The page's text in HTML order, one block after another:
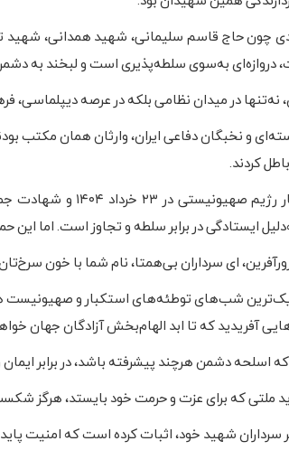
چون حاج قاسم سلیمانی، شهید همدانی، شهید
دروازه‌ای به‌سوی سلطه‌پذیری است و لبخند به
نه‌تنها در میدان نظامی بلکه در عرصه دیپلماسی،
و نخبگان دفاعی ایران، وارثان همان مکتب
کردند.
حمله جنایت‌بار
ایستادگی در برابر سلطه و تجاوز است. اما
ای سرداران بی‌همتا، نام شما با خون
شب‌های توطئه‌های استکبار و صهیونیست
آفریدید که تا ابد الهام‌بخش آزادگان جهان
اسلحه‌ دشمن هرچند پیشرفته باشد، در برابر ایمان
ملتی که برای عزت و حرمت خود بایستد، هرگز
بر سرداران شهید خود، اثبات کرده است که امنیت